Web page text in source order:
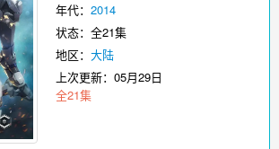
年代：2014
状态：全21集
地区：大陆
上次更新：05月29日
全21集